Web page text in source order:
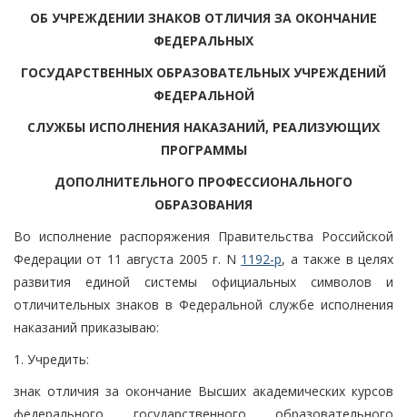
ОБ УЧРЕЖДЕНИИ ЗНАКОВ ОТЛИЧИЯ ЗА ОКОНЧАНИЕ
ФЕДЕРАЛЬНЫХ
ГОСУДАРСТВЕННЫХ ОБРАЗОВАТЕЛЬНЫХ УЧРЕЖДЕНИЙ
ФЕДЕРАЛЬНОЙ
СЛУЖБЫ ИСПОЛНЕНИЯ НАКАЗАНИЙ, РЕАЛИЗУЮЩИХ
ПРОГРАММЫ
ДОПОЛНИТЕЛЬНОГО ПРОФЕССИОНАЛЬНОГО
ОБРАЗОВАНИЯ
Во исполнение распоряжения Правительства Российской
Федерации от 11 августа 2005 г. N 1192-р, а также в целях
развития единой системы официальных символов и
отличительных знаков в Федеральной службе исполнения
наказаний приказываю:
1. Учредить:
знак отличия за окончание Высших академических курсов